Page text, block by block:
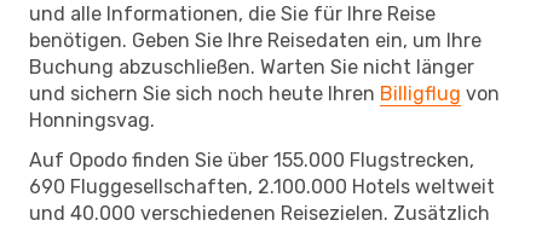
und alle Informationen, die Sie für Ihre Reise
benötigen. Geben Sie Ihre Reisedaten ein, um Ihre
Buchung abzuschließen. Warten Sie nicht länger
und sichern Sie sich noch heute Ihren Billigflug von
Honningsvag.
Auf Opodo finden Sie über 155.000 Flugstrecken,
690 Fluggesellschaften, 2.100.000 Hotels weltweit
und 40.000 verschiedenen Reisezielen. Zusätzlich